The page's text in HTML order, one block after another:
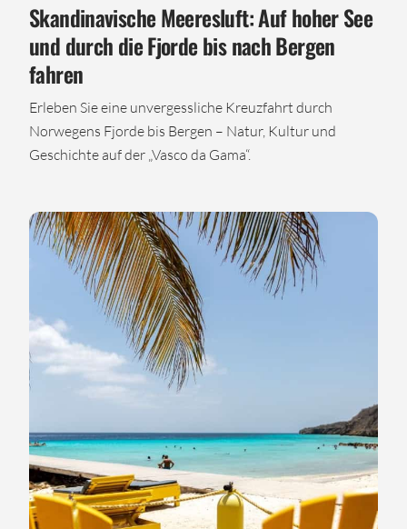
Skandinavische Meeresluft: Auf hoher See
und durch die Fjorde bis nach Bergen
fahren
Erleben Sie eine unvergessliche Kreuzfahrt durch
Norwegens Fjorde bis Bergen – Natur, Kultur und
Geschichte auf der „Vasco da Gama“.